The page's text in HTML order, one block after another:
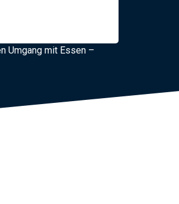
Umgang mit Essen –